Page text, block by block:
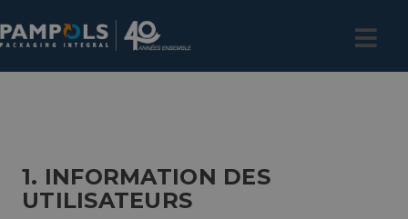
1. INFORMATION DES
UTILISATEURS